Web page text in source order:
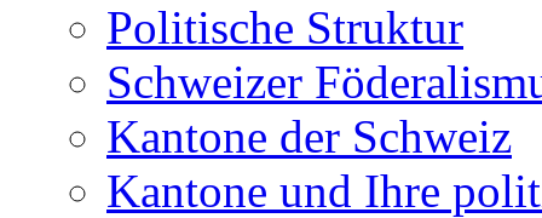
Politische Struktur
Schweizer
Kantone der Schweiz
Kantone und Ihre